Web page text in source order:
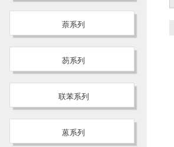
萘系列
芴系列
联苯系列
蒽系列